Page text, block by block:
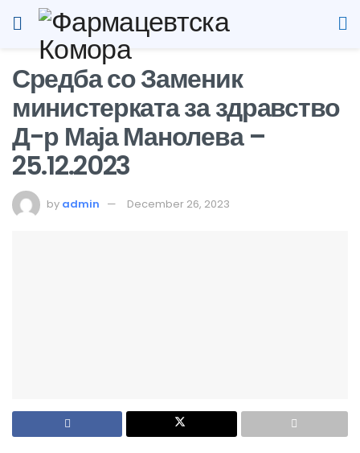
Средба со Заменик
министерката за здравство
Д-р Маја Манолева –
25.12.2023
by admin December 26, 2023